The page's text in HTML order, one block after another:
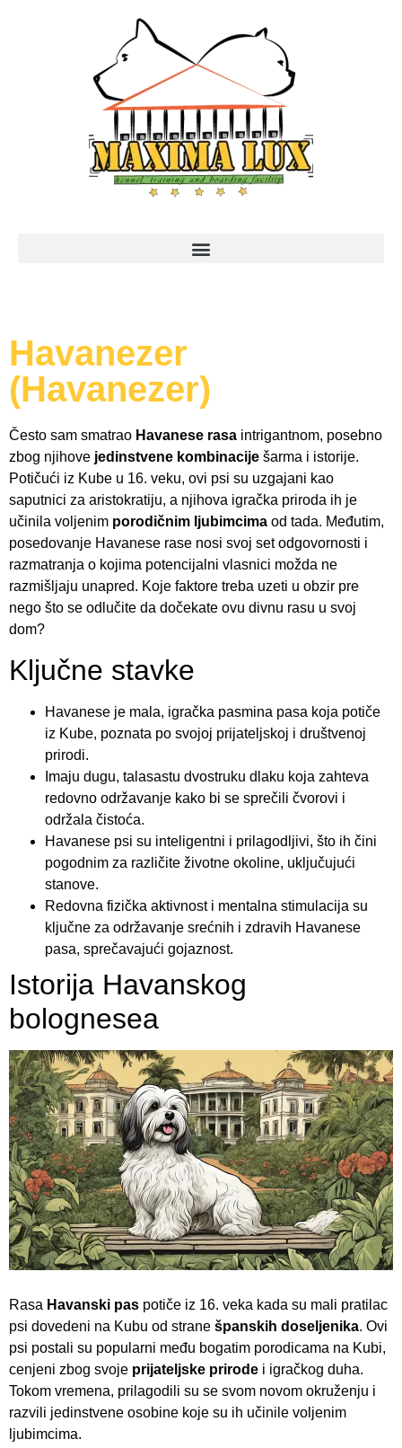
Havanezer
(Havanezer)
Često sam smatrao Havanese rasa intrigantnom, posebno
zbog njihove jedinstvene kombinacije šarma i istorije.
Potičući iz Kube u 16. veku, ovi psi su uzgajani kao
saputnici za aristokratiju, a njihova igračka priroda ih je
učinila voljenim porodičnim ljubimcima od tada. Međutim,
posedovanje Havanese rase nosi svoj set odgovornosti i
razmatranja o kojima potencijalni vlasnici možda ne
razmišljaju unapred. Koje faktore treba uzeti u obzir pre
nego što se odlučite da dočekate ovu divnu rasu u svoj
dom?
Ključne stavke
Havanese je mala, igračka pasmina pasa koja potiče
iz Kube, poznata po svojoj prijateljskoj i društvenoj
prirodi.
Imaju dugu, talasastu dvostruku dlaku koja zahteva
redovno održavanje kako bi se sprečili čvorovi i
održala čistoća.
Havanese psi su inteligentni i prilagodljivi, što ih čini
pogodnim za različite životne okoline, uključujući
stanove.
Redovna fizička aktivnost i mentalna stimulacija su
ključne za održavanje srećnih i zdravih Havanese
pasa, sprečavajući gojaznost.
Istorija Havanskog
bolognesea
Rasa Havanski pas potiče iz 16. veka kada su mali pratilac
psi dovedeni na Kubu od strane španskih doseljenika. Ovi
psi postali su popularni među bogatim porodicama na Kubi,
cenjeni zbog svoje prijateljske prirode i igračkog duha.
Tokom vremena, prilagodili su se svom novom okruženju i
razvili jedinstvene osobine koje su ih učinile voljenim
ljubimcima.